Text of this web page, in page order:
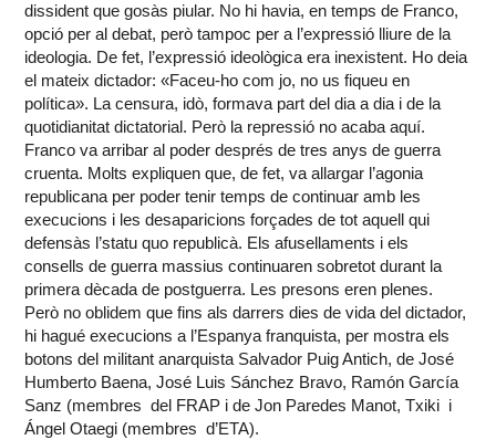
dissident que gosàs piular. No hi havia, en temps de Franco,
opció per al debat, però tampoc per a l’expressió lliure de la
ideologia. De fet, l’expressió ideològica era inexistent. Ho deia
el mateix dictador: «Faceu-ho com jo, no us fiqueu en
política». La censura, idò, formava part del dia a dia i de la
quotidianitat dictatorial. Però la repressió no acaba aquí.
Franco va arribar al poder després de tres anys de guerra
cruenta. Molts expliquen que, de fet, va allargar l’agonia
republicana per poder tenir temps de continuar amb les
execucions i les desaparicions forçades de tot aquell qui
defensàs l’statu quo republicà. Els afusellaments i els
consells de guerra massius continuaren sobretot durant la
primera dècada de postguerra. Les presons eren plenes.
Però no oblidem que fins als darrers dies de vida del dictador,
hi hagué execucions a l’Espanya franquista, per mostra els
botons del militant anarquista Salvador Puig Antich, de José
Humberto Baena, José Luis Sánchez Bravo, Ramón García
Sanz (membres del FRAP i de Jon Paredes Manot, Txiki i
Ángel Otaegi (membres d’ETA).